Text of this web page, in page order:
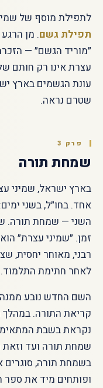
לתפילת מוסף של
תפילת גשם. מן
״מוריד הגשם״ —
עצרת אינו רק חותם
עונת הגשמים בארץ
שטרם נראה.
פרק 3
שמחת תורה
בארץ ישראל, שמיני
אחד. בחו״ל, בשני
השני — שמחת תורה.
זמן. ״שמיני עצרת״
רבני, מאוחר יחסית,
לאחר חתימת התלמוד.
השם החדש נובע
קריאת התורה.
נקראת בשבת
שמחת תורה ועד
בשמחת תורה,
ופותחים מיד את